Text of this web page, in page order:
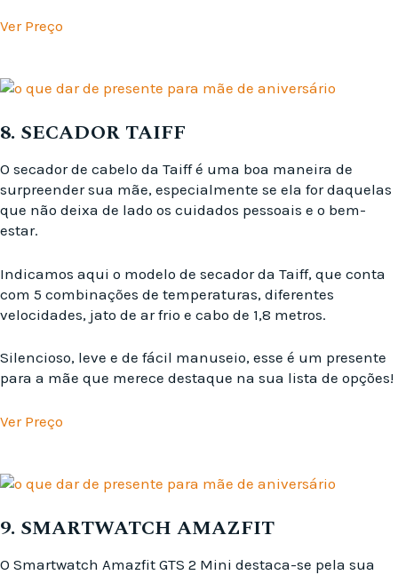
Ver Preço
8. SECADOR TAIFF
O secador de cabelo da Taiff é uma boa maneira de
surpreender sua mãe, especialmente se ela for daquelas
que não deixa de lado os cuidados pessoais e o bem-
estar.
Indicamos aqui o modelo de secador da Taiff, que conta
com 5 combinações de temperaturas, diferentes
velocidades, jato de ar frio e cabo de 1,8 metros.
Silencioso, leve e de fácil manuseio, esse é um presente
para a mãe que merece destaque na sua lista de opções!
Ver Preço
9. SMARTWATCH AMAZFIT
O Smartwatch Amazfit GTS 2 Mini destaca-se pela sua